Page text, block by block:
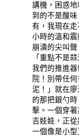
講機，困惑
到的不是酸
有，我現在
小時的溫和
崩潰的尖叫
「重點不是
我們的推進
院！別帶任
泥！」就在
的那把銀勺
擊。一個穿
吉娃娃，正
一個像是小